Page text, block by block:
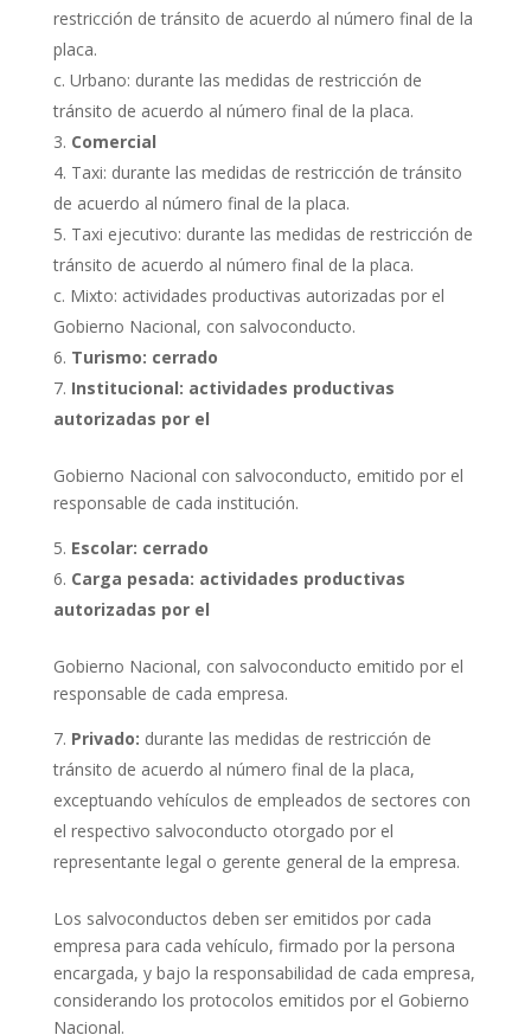
restricción de tránsito de acuerdo al número final de la
placa.
c. Urbano: durante las medidas de restricción de
tránsito de acuerdo al número final de la placa.
Comercial
Taxi: durante las medidas de restricción de tránsito
de acuerdo al número final de la placa.
Taxi ejecutivo: durante las medidas de restricción de
tránsito de acuerdo al número final de la placa.
c. Mixto: actividades productivas autorizadas por el
Gobierno Nacional, con salvoconducto.
Turismo: cerrado
Institucional: actividades productivas
autorizadas por el
Gobierno Nacional con salvoconducto, emitido por el
responsable de cada institución.
Escolar: cerrado
Carga pesada: actividades productivas
autorizadas por el
Gobierno Nacional, con salvoconducto emitido por el
responsable de cada empresa.
Privado: durante las medidas de restricción de
tránsito de acuerdo al número final de la placa,
exceptuando vehículos de empleados de sectores con
el respectivo salvoconducto otorgado por el
representante legal o gerente general de la empresa.
Los salvoconductos deben ser emitidos por cada
empresa para cada vehículo, firmado por la persona
encargada, y bajo la responsabilidad de cada empresa,
considerando los protocolos emitidos por el Gobierno
Nacional.